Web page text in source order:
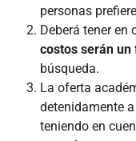
personas
Deberá tener en
costos serán
búsqueda.
La oferta
detenidamente
teniendo en